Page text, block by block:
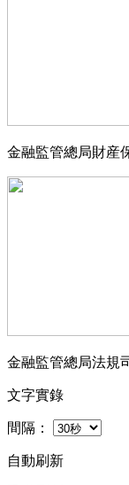
金融監管總局財産
金融監管總局法規
文字實錄
間隔：
自動刷新